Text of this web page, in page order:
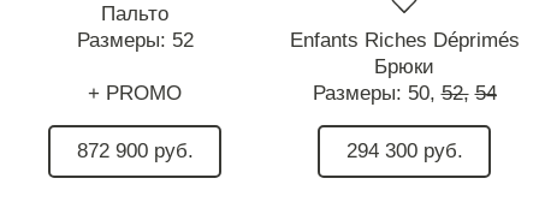
Пальто
Размеры: 52
+ PROMO
872 900 руб.
Enfants Riches Déprimés
Брюки
Размеры: 50, 52, 54
294 300 руб.